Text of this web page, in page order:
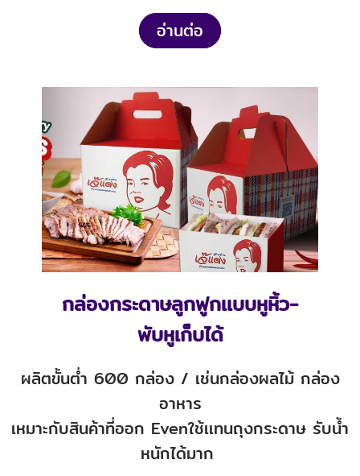
อ่านต่อ
กล่องกระดาษลูกฟูกเเบบหูหิ้ว-
พับหูเก็บได้
ผลิตขั้นต่ำ 600 กล่อง / เช่นกล่องผลไม้ กล่อง
อาหาร
เหมาะกับสินค้าที่ออก Evenใช้เเทนถุงกระดาษ รับน้ำ
หนักได้มาก